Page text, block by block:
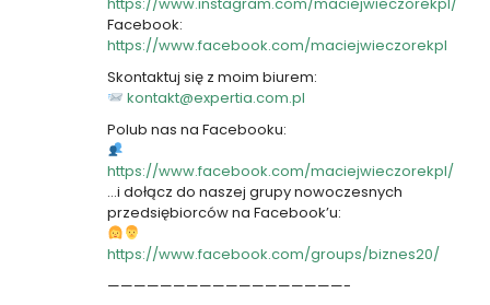
Facebook:
https://www.facebook.com/maciejwieczorekpl
Skontaktuj się z moim biurem:
kontakt@expertia.com.pl
Polub nas na Facebooku:
https://www.facebook.com/maciejwieczorekpl/
…i dołącz do naszej grupy nowoczesnych
przedsiębiorców na Facebook’u:
https://www.facebook.com/groups/biznes20/
——————————————————-